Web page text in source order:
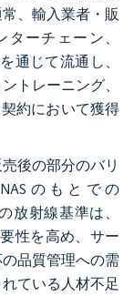
、輸入業者・販
ーチェーン、
通じて流通し、
トレーニング、
約において獲得
後の部分のバリ
のもとでの
放射線基準は、
性を高め、サー
品質管理への需
ている人材不足